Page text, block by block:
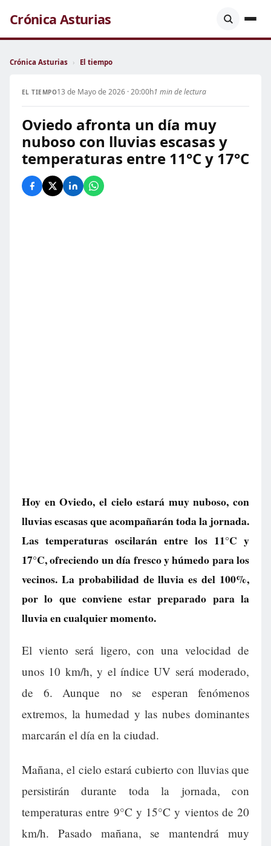
Crónica Asturias
Crónica Asturias › El tiempo
EL TIEMPO13 de Mayo de 2026 · 20:00h1 min de lectura
Oviedo afronta un día muy
nuboso con lluvias escasas y
temperaturas entre 11°C y 17°C
Hoy en Oviedo, el cielo estará muy nuboso, con
lluvias escasas que acompañarán toda la jornada.
Las temperaturas oscilarán entre los 11°C y
17°C, ofreciendo un día fresco y húmedo para los
vecinos. La probabilidad de lluvia es del 100%,
por lo que conviene estar preparado para la
lluvia en cualquier momento.
El viento será ligero, con una velocidad de
unos 10 km/h, y el índice UV será moderado,
de 6. Aunque no se esperan fenómenos
extremos, la humedad y las nubes dominantes
marcarán el día en la ciudad.
Mañana, el cielo estará cubierto con lluvias que
persistirán durante toda la jornada, con
temperaturas entre 9°C y 15°C y vientos de 20
km/h. Pasado mañana, se mantendrá muy